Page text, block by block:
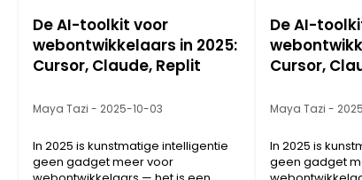
De AI-toolkit voor
webontwikkelaars in 2025:
Cursor, Claude, Replit
Maya Tazi - 2025-10-03
In 2025 is kunstmatige intelligentie
geen gadget meer voor
De AI-
Cursor,
Maya Tazi -
In 2025 is
geen gadget